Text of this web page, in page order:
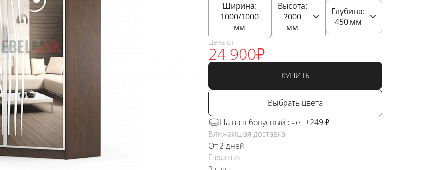
Ширина:
1000/1000
мм
Высота:
2000
мм
Глубина:
450мм
Цена от
24 900₽
КУПИТЬ
Выбрать цвета
На ваш бонусный счёт +249 ₽
Ближайшая доставка
От 2 дней
Гарантия